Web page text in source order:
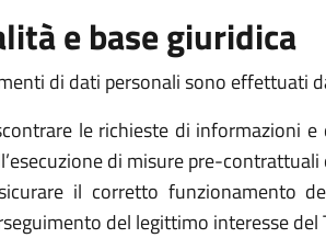
e base giuridica
di dati personali sono effettuati
le richieste di informazioni
di misure pre-
il corretto funzionamento
del legittimo interesse del